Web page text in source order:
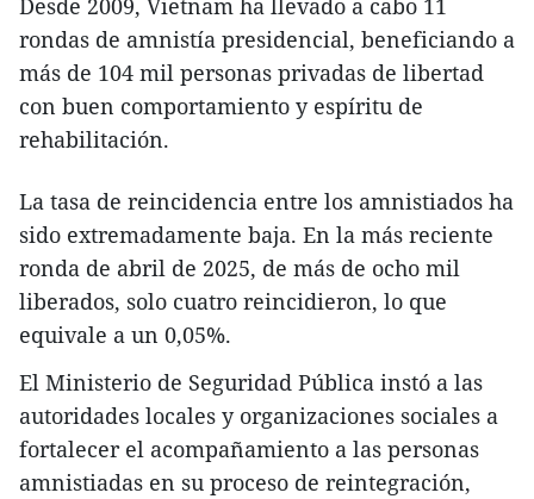
Desde 2009, Vietnam ha llevado a cabo 11
rondas de amnistía presidencial, beneficiando a
más de 104 mil personas privadas de libertad
con buen comportamiento y espíritu de
rehabilitación.
La tasa de reincidencia entre los amnistiados ha
sido extremadamente baja. En la más reciente
ronda de abril de 2025, de más de ocho mil
liberados, solo cuatro reincidieron, lo que
equivale a un 0,05%.
El Ministerio de Seguridad Pública instó a las
autoridades locales y organizaciones sociales a
fortalecer el acompañamiento a las personas
amnistiadas en su proceso de reintegración,